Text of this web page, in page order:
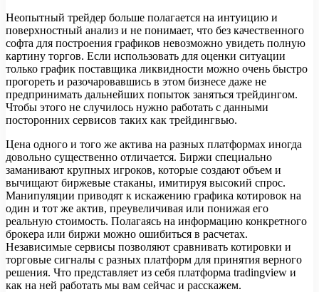
Неопытный трейдер больше полагается на интуицию и
поверхностный анализ и не понимает, что без качественного
софта для построения графиков невозможно увидеть полную
картину торгов. Если использовать для оценки ситуации
только график поставщика ликвидности можно очень быстро
прогореть и разочаровавшись в этом бизнесе даже не
предпринимать дальнейших попыток заняться трейдингом.
Чтобы этого не случилось нужно работать с данными
посторонних сервисов таких как трейдингвью.
Цена одного и того же актива на разных платформах иногда
довольно существенно отличается. Биржи специально
заманивают крупных игроков, которые создают объем и
вычищают биржевые стаканы, имитируя высокий спрос.
Манипуляции приводят к искажению графика котировок на
один и тот же актив, преувеличивая или понижая его
реальную стоимость. Полагаясь на информацию конкретного
брокера или биржи можно ошибиться в расчетах.
Независимые сервисы позволяют сравнивать котировки и
торговые сигналы с разных платформ для принятия верного
решения. Что представляет из себя платформа tradingview и
как на ней работать мы вам сейчас и расскажем.